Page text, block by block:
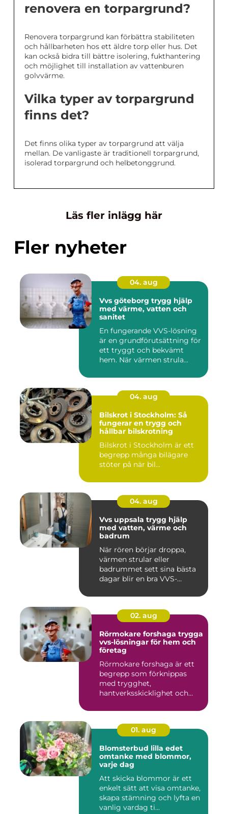
renovera en torpargrund?
Renovera torpargrund kan förbättra stabiliteten
och hållbarheten hos ett äldre torp eller hus. Det
kan också bidra till bättre isolering, fukthantering
och möjlighet till installation av vattenburen
golvvärme.
Vilka typer av torpargrund
finns det?
Det finns olika typer av torpargrund att välja
mellan. De vanligaste är traditionell torpargrund,
isolerad torpargrund och helbetonggrund.
Läs fler inlägg här
Fler nyheter
04. aug
Vvs göteborg trygg hjälp
med värme, vatten och
sanitet
En fungerande VVS-lösning
är en grundförutsättning för
ett tryggt och bekvämt
hem. När värmen strula...
04. aug
Bilskrot i Stockholm: Så
fungerar en trygg och
hållbar bilskrotning
Bilskrot i Stockholm är ett
begrepp många bilägare
stöter på när bil...
04. aug
Vvs uppsala trygg hjälp
med vatten, värme och
badrum
När rören börjar droppa,
värmen strular eller
badrummet sett sina bästa
dagar blir en bra VVS-
02. aug
Rörmokare forshaga trygga
vvs-lösningar för hem och
företag
Rörmokare forshaga är ett
begrepp som förknippas
med trygghet,
hantverksskicklighet och
01. aug
Blomsterbud lilla edet
omtanke med blommor,
varje dag
Att skicka blommor är ett
enkelt sätt att visa omtanke,
skapa stämning och lyfta en
vanlig vardag ti...